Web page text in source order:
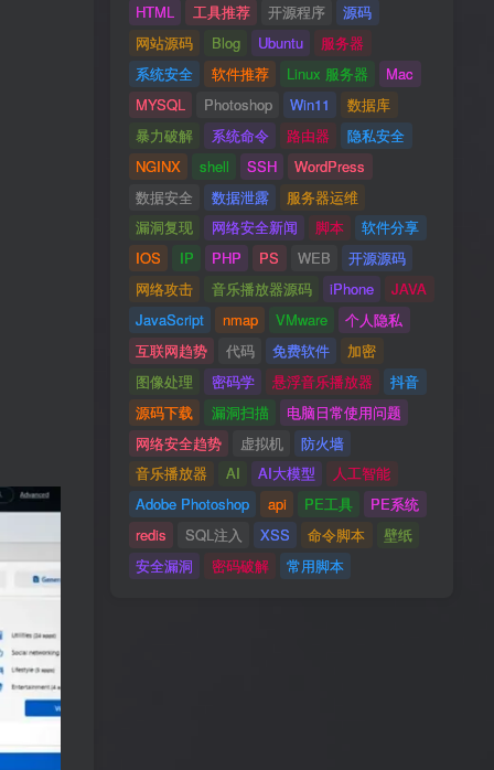
HTML
工具推荐 开源程序
源码
网站源码
Blog Ubuntu
服务器
系统安全
软件推荐 Linux 服务器
Mac
MYSQL
Photoshop Win11
数据库
暴力破解
系统命令 路由器
隐私安全
NGINX
shell SSH
WordPress
数据安全
数据泄露
服务器运维
漏洞复现
网络安全新闻 脚本
软件分享
IOS
IP PHP PS WEB
开源源码
网络攻击
音乐播放器源码 iPhone
JAVA
JavaScript
nmap VMware
个人隐私
互联网趋势
代码 免费软件
加密
图像处理
密码学 悬浮音乐播放器
抖音
源码下载
漏洞扫描
电脑日常使用问题
网络安全趋势
虚拟机
防火墙
音乐播放器
AI AI大模型
人工智能
Adobe Photoshop
api PE工具
PE系统
redis
SQL注入 XSS 命令脚本
壁纸
安全漏洞
密码破解 常用脚本